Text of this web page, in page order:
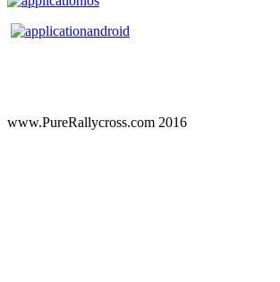
www.PureRallycross.com 2016